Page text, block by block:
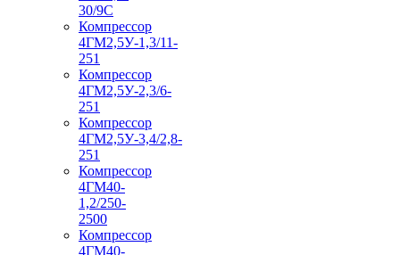
30/9С
Компрессор
4ГМ2,5У-1,3/11-
251
Компрессор
4ГМ2,5У-2,3/6-
251
Компрессор
4ГМ2,5У-3,4/2,8-
251
Компрессор
4ГМ40-
1,2/250-
2500
Компрессор
4ГМ40-